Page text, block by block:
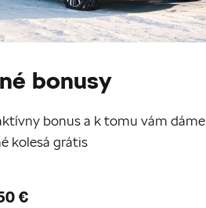
bonusy
bonus a k tomu vám dáme
kolesá grátis
€